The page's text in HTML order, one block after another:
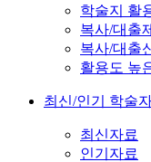
학술지 활
복사/대출
복사/대출
활용도 높
최신/인기 학술
최신자료
인기자료